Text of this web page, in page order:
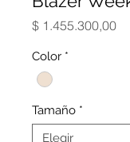
$ 1.455.300,00
Color *
Tamaño *